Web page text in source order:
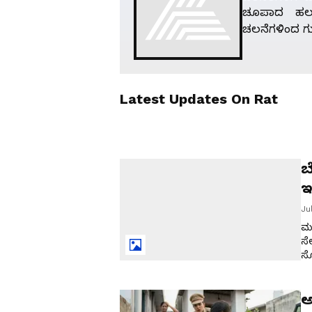
ಚೂಪಾದ
ಚಲನೆಗಳಿಂದ
Latest Updates On Rat